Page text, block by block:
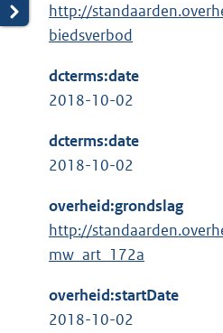
http://
biedsverbod
dcterms:date
2018-10-02
dcterms:date
2018-10-02
overheid:grondslag
http://
mw_art_172a
overheid:startDate
2018-10-02